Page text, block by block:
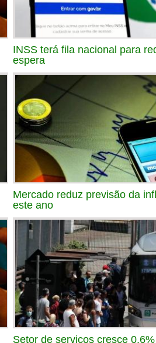
INSS terá fila nacional para
espera
Mercado reduz previsão da
este ano
Setor de serviços cresce